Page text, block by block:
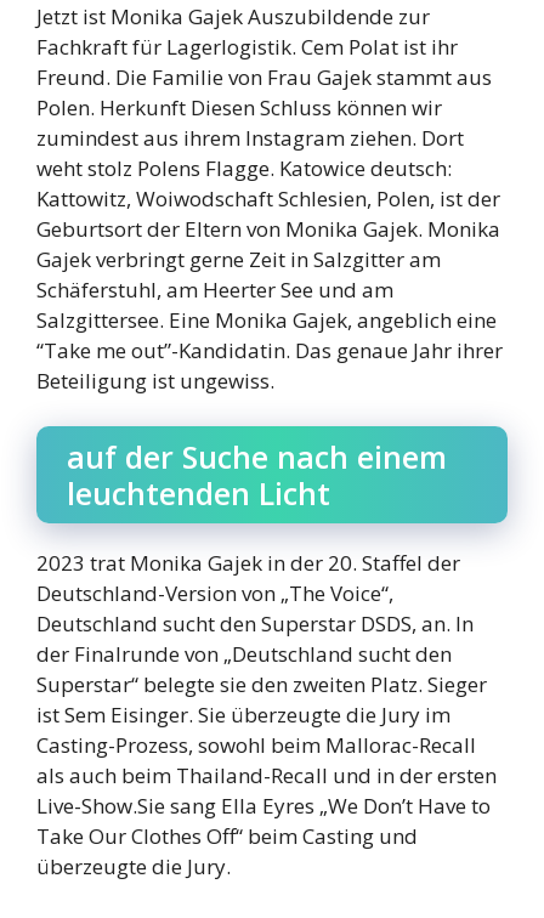
Jetzt ist Monika Gajek Auszubildende zur
Fachkraft für Lagerlogistik. Cem Polat ist ihr
Freund. Die Familie von Frau Gajek stammt aus
Polen. Herkunft Diesen Schluss können wir
zumindest aus ihrem Instagram ziehen. Dort
weht stolz Polens Flagge. Katowice deutsch:
Kattowitz, Woiwodschaft Schlesien, Polen, ist der
Geburtsort der Eltern von Monika Gajek. Monika
Gajek verbringt gerne Zeit in Salzgitter am
Schäferstuhl, am Heerter See und am
Salzgittersee. Eine Monika Gajek, angeblich eine
“Take me out”-Kandidatin. Das genaue Jahr ihrer
Beteiligung ist ungewiss.
auf der Suche nach einem
leuchtenden Licht
2023 trat Monika Gajek in der 20. Staffel der
Deutschland-Version von „The Voice“,
Deutschland sucht den Superstar DSDS, an. In
der Finalrunde von „Deutschland sucht den
Superstar“ belegte sie den zweiten Platz. Sieger
ist Sem Eisinger. Sie überzeugte die Jury im
Casting-Prozess, sowohl beim Mallorac-Recall
als auch beim Thailand-Recall und in der ersten
Live-Show.Sie sang Ella Eyres „We Don’t Have to
Take Our Clothes Off“ beim Casting und
überzeugte die Jury.